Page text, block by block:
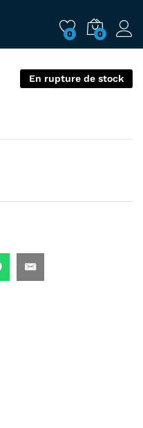
0 0
En rupture de stock